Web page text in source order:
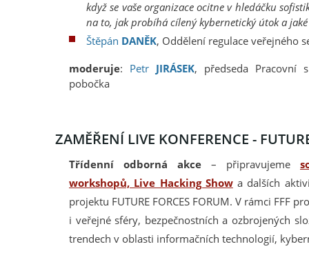
když se vaše organizace ocitne v hledáčku
na to, jak probíhá cílený kybernetický útok a
Štěpán DANĚK, Oddělení regulace veřejného
moderuje: Petr JIRÁSEK, předseda Pracovní
pobočka
ZAMĚŘENÍ LIVE KONFERENCE -
Třídenní odborná akce – připravujeme
workshopů, Live Hacking Showa dalších
projektu FUTURE FORCES FORUM. V rámci
i veřejné sféry, bezpečnostních a ozbrojených
trendech v oblasti informačních technologií,